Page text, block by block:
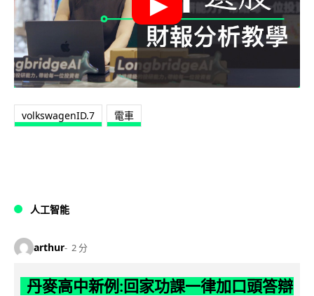
volkswagenID.7 電車
人工智能
arthur 2 分
丹麥高中新例:回家功課一律加口頭答辯